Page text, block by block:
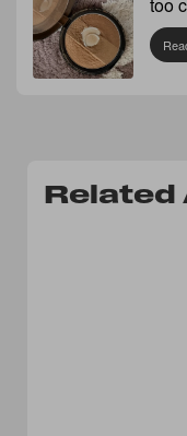
too
Related